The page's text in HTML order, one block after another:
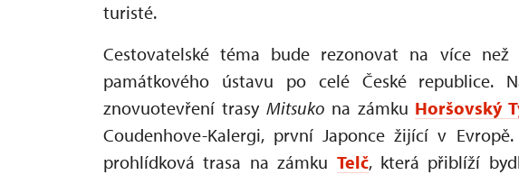
turisté.
Cestovatelské téma bude rezonovat na více než
památkového ústavu po celé České republice.
znovuotevření trasy Mitsukona zámku Horšovský
Coudenhove-Kalergi, první Japonce žijící v
prohlídková trasa na zámku Telč, která přiblíží